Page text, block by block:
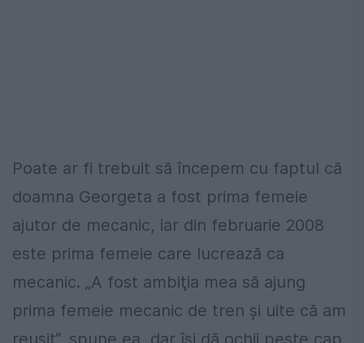
Poate ar fi trebuit să începem cu faptul că
doamna Georgeta a fost prima femeie
ajutor de mecanic, iar din februarie 2008
este prima femeie care lucrează ca
mecanic. „A fost ambiţia mea să ajung
prima femeie mecanic de tren şi uite că am